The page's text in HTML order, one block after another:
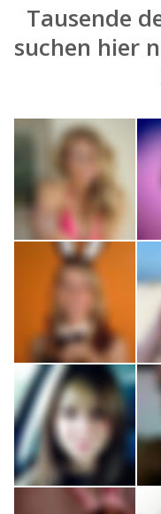
Tausende
suchen hier